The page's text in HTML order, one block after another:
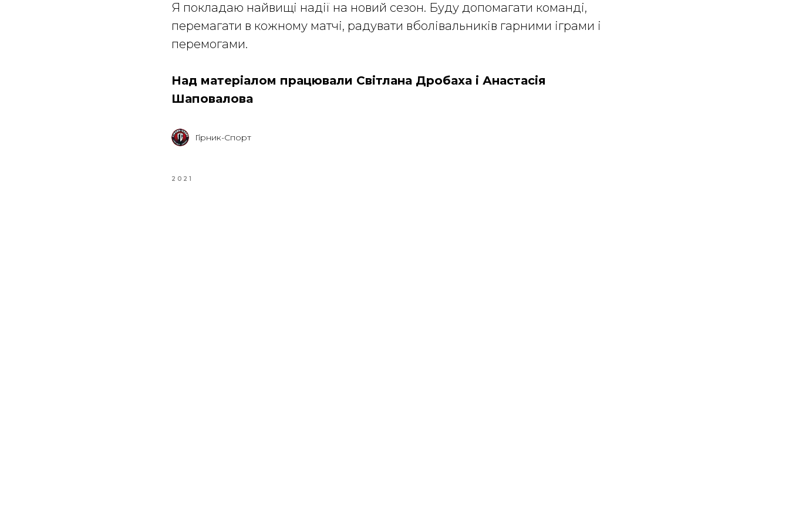
Я покладаю найвищі надії на новий сезон. Буду допомагати команді,
перемагати в кожному матчі, радувати вболівальників гарними іграми і
перемогами.
Над матеріалом працювали Світлана Дробаха і Анастасія
Шаповалова
Гірник-Спорт
2021